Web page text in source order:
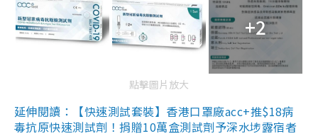
+2
點擊圖片放大
延伸閱讀：【快速測試套裝】香港口罩廠acc+推$18病
毒抗原快速測試劑！捐贈10萬盒測試劑予深水埗露宿者